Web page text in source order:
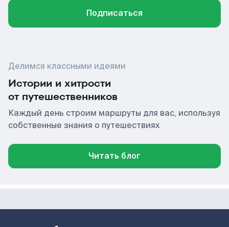
Подписаться
Делимся классными идеями
Истории и хитрости
от путешественников
Каждый день строим маршруты для вас, используя
собственные знания о путешествиях
Читать блог